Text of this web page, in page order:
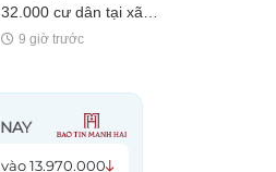
32.000 cư dân tại xã
Phúc Thịnh, Hà Nội
9 giờ trước